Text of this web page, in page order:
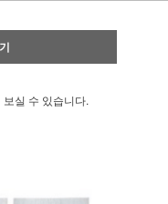
실 수 있습니다.